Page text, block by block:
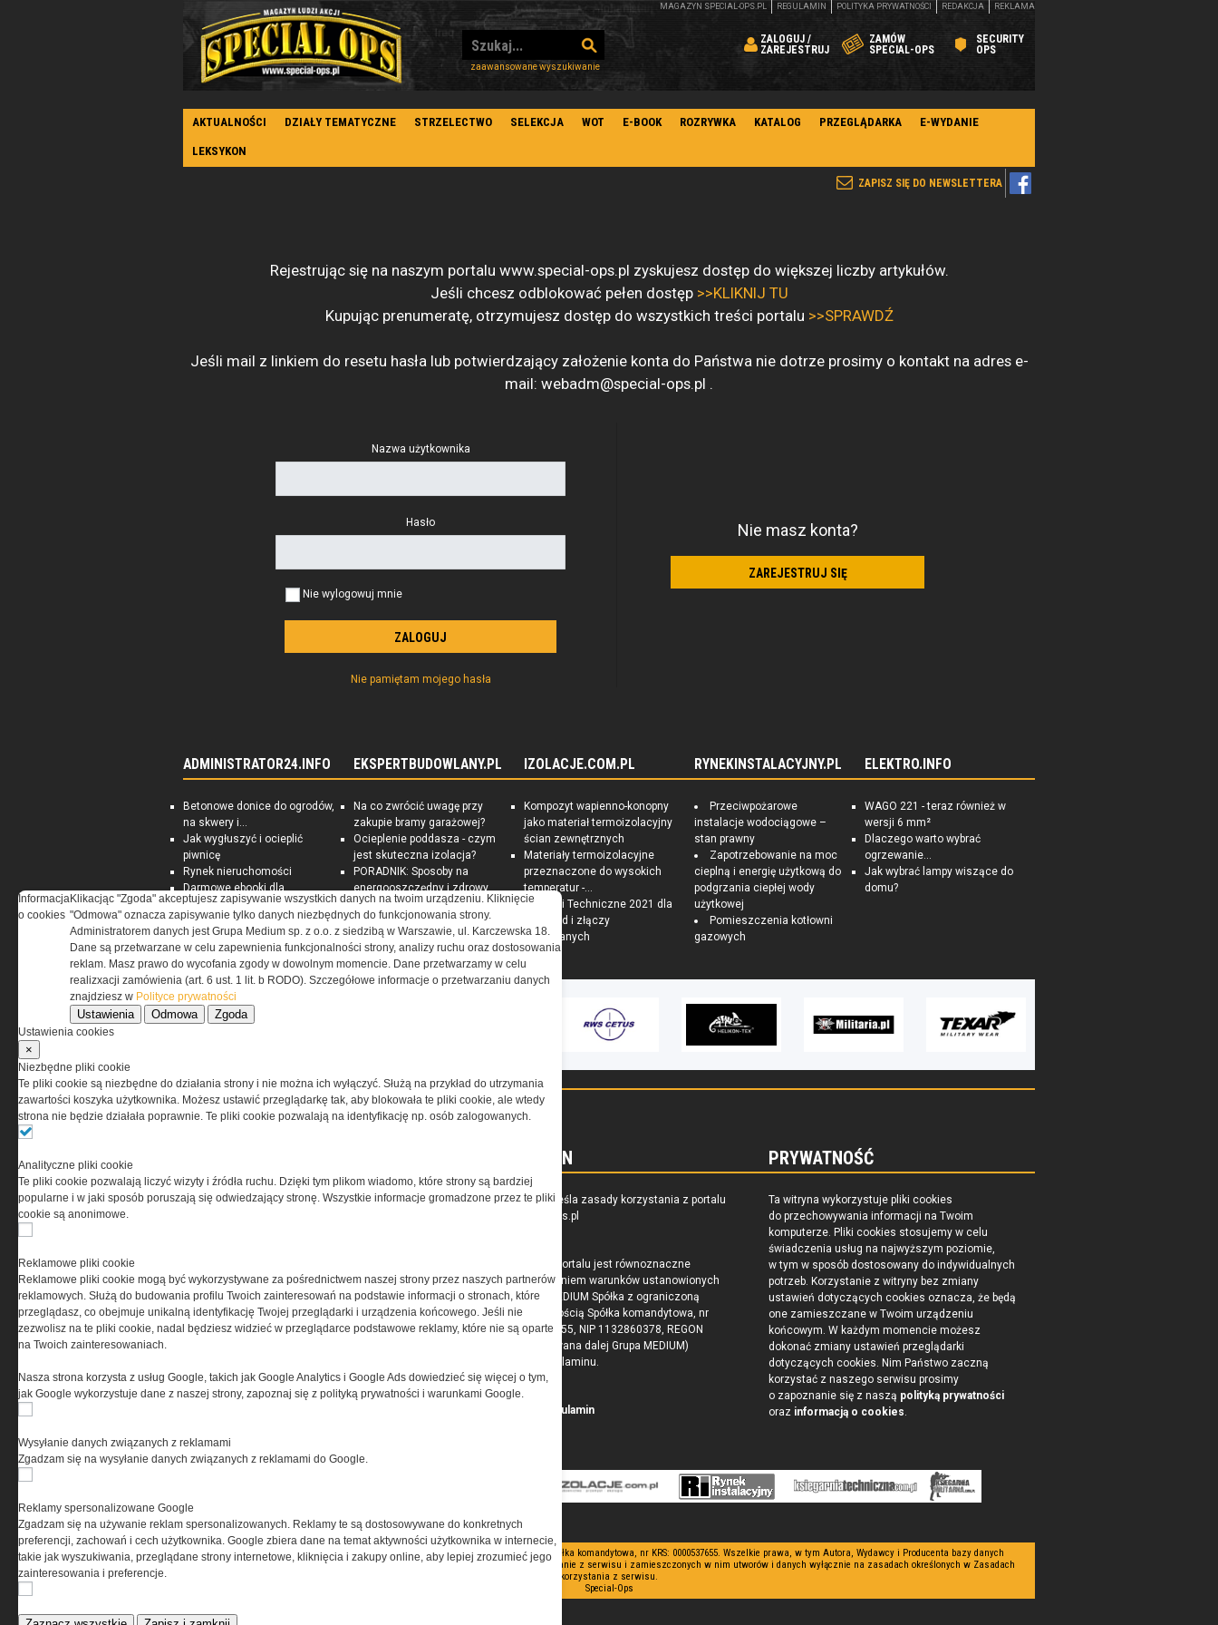
zaawansowane wyszukiwanie
ZALOGUJ /
ZAREJESTRUJ
ZAMÓW
SPECIAL-OPS
SECURITY
OPS
MAGAZYN SPECIAL-OPS.PL REGULAMIN POLITYKA PRYWATNOŚCI REDAKCJA REKLAMA
AKTUALNOŚCI DZIAŁY TEMATYCZNE STRZELECTWO SELEKCJA WOT E-BOOK ROZRYWKA KATALOG PRZEGLĄDARKA E-WYDANIE
LEKSYKON
ZAPISZ SIĘ DO NEWSLETTERA
Rejestrując się na naszym portalu www.special-ops.pl zyskujesz dostęp do większej liczby artykułów.
Jeśli chcesz odblokować pełen dostęp >>KLIKNIJ TU
Kupując prenumeratę, otrzymujesz dostęp do wszystkich treści portalu >>SPRAWDŹ
Jeśli mail z linkiem do resetu hasła lub potwierdzający założenie konta do Państwa nie dotrze prosimy o kontakt na adres e-
mail: webadm@special-ops.pl .
Nazwa użytkownika
Hasło
Nie wylogowuj mnie
Nie pamiętam mojego hasła
Nie masz konta?
ZAREJESTRUJ SIĘ
ADMINISTRATOR24.INFO
Betonowe donice do ogrodów,
na skwery i...
Jak wygłuszyć i ocieplić
piwnicę
Rynek nieruchomości
Darmowe ebooki dla
zarządców nieruchomości
EKSPERTBUDOWLANY.PL
Na co zwrócić uwagę przy
zakupie bramy garażowej?
Ocieplenie poddasza - czym
jest skuteczna izolacja?
PORADNIK: Sposoby na
energooszczędny i zdrowy
dom
IZOLACJE.COM.PL
Kompozyt wapienno-konopny
jako materiał termoizolacyjny
ścian zewnętrznych
Materiały termoizolacyjne
przeznaczone do wysokich
temperatur -...
Warunki Techniczne 2021 dla
przegród i złączy
budowlanych
RYNEKINSTALACYJNY.PL
Przeciwpożarowe
instalacje wodociągowe –
stan prawny
Zapotrzebowanie na moc
cieplną i energię użytkową do
podgrzania ciepłej wody
użytkowej
Pomieszczenia kotłowni
gazowych
ELEKTRO.INFO
WAGO 221 - teraz również w
wersji 6 mm²
Dlaczego warto wybrać
ogrzewanie...
Jak wybrać lampy wiszące do
domu?
Codzienne źródło informacji o taktyce, szkoleniu,
REGULAMIN
Regulamin określa zasady korzystania z portalu
www.special-ops.pl
Korzystanie z portalu jest równoznaczne
z zaakceptowaniem warunków ustanowionych
przez Grupa MEDIUM Spółka z ograniczoną
odpowiedzialnością Spółka komandytowa, nr
KRS: 0000537655, NIP 1132860378, REGON
146393437 (zwana dalej Grupa MEDIUM)
w postaci Regulaminu.
Przeczytaj regulamin
PRYWATNOŚĆ
Ta witryna wykorzystuje pliki cookies
do przechowywania informacji na Twoim
komputerze. Pliki cookies stosujemy w celu
świadczenia usług na najwyższym poziomie,
w tym w sposób dostosowany do indywidualnych
potrzeb. Korzystanie z witryny bez zmiany
ustawień dotyczących cookies oznacza, że będą
one zamieszczane w Twoim urządzeniu
końcowym. W każdym momencie możesz
dokonać zmiany ustawień przeglądarki
dotyczących cookies. Nim Państwo zaczną
korzystać z naszego serwisu prosimy
o zapoznanie się z naszą polityką prywatności
oraz informacją o cookies.
Copyright © 2004-2019 Grupa MEDIUM Spółka z ograniczoną odpowiedzialnością Spółka komandytowa, nr KRS: 0000537655. Wszelkie prawa, w tym Autora, Wydawcy i Producenta bazy danych
zastrzeżone. Jakiekolwiek dalsze rozpowszechnianie artykułów zabronione. Korzystanie z serwisu i zamieszczonych w nim utworów i danych wyłącznie na zasadach określonych w Zasadach
korzystania z serwisu.
Special-Ops
Informacja
o cookies
Klikacjąc "Zgoda" akceptujesz zapisywanie wszystkich danych na twoim urządzeniu. Kliknięcie
"Odmowa" oznacza zapisywanie tylko danych niezbędnych do funkcjonowania strony.
Administratorem danych jest Grupa Medium sp. z o.o. z siedzibą w Warszawie, ul. Karczewska 18.
Dane są przetwarzane w celu zapewnienia funkcjonalności strony, analizy ruchu oraz dostosowania
reklam. Masz prawo do wycofania zgody w dowolnym momencie. Dane przetwarzamy w celu
realizxacji zamówienia (art. 6 ust. 1 lit. b RODO). Szczegółowe informacje o przetwarzaniu danych
znajdziesz w Polityce prywatności
Ustawienia Odmowa Zgoda
Ustawienia cookies
×
Niezbędne pliki cookie
Te pliki cookie są niezbędne do działania strony i nie można ich wyłączyć. Służą na przykład do utrzymania
zawartości koszyka użytkownika. Możesz ustawić przeglądarkę tak, aby blokowała te pliki cookie, ale wtedy
strona nie będzie działała poprawnie. Te pliki cookie pozwalają na identyfikację np. osób zalogowanych.
Analityczne pliki cookie
Te pliki cookie pozwalają liczyć wizyty i źródła ruchu. Dzięki tym plikom wiadomo, które strony są bardziej
popularne i w jaki sposób poruszają się odwiedzający stronę. Wszystkie informacje gromadzone przez te pliki
cookie są anonimowe.
Reklamowe pliki cookie
Reklamowe pliki cookie mogą być wykorzystywane za pośrednictwem naszej strony przez naszych partnerów
reklamowych. Służą do budowania profilu Twoich zainteresowań na podstawie informacji o stronach, które
przeglądasz, co obejmuje unikalną identyfikację Twojej przeglądarki i urządzenia końcowego. Jeśli nie
zezwolisz na te pliki cookie, nadal będziesz widzieć w przeglądarce podstawowe reklamy, które nie są oparte
na Twoich zainteresowaniach.
Nasza strona korzysta z usług Google, takich jak Google Analytics i Google Ads dowiedzieć się więcej o tym,
jak Google wykorzystuje dane z naszej strony, zapoznaj się z polityką prywatności i warunkami Google.
Wysyłanie danych związanych z reklamami
Zgadzam się na wysyłanie danych związanych z reklamami do Google.
Reklamy spersonalizowane Google
Zgadzam się na używanie reklam spersonalizowanych. Reklamy te są dostosowywane do konkretnych
preferencji, zachowań i cech użytkownika. Google zbiera dane na temat aktywności użytkownika w internecie,
takie jak wyszukiwania, przeglądane strony internetowe, kliknięcia i zakupy online, aby lepiej zrozumieć jego
zainteresowania i preferencje.